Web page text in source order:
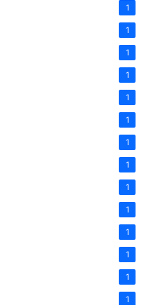
1
1
1
1
1
1
1
1
1
1
1
1
1
1